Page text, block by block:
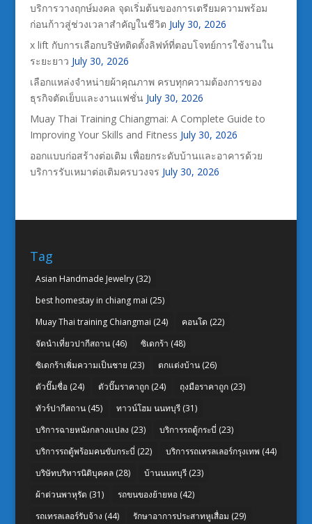
บริการวางฤกษ์มงคล จุดเริ่มต้นของการเตรียมความพร้อม
ก่อนก้าวสู่ช่วงเวลาสำคัญในชีวิต July 30, 2026
x lift กับการเลือกบริษัทติดตั้งลิฟท์ที่ตอบโจทย์การใช้งานใน
ระยะยาว July 30, 2026
เลือกแหล่งจำหน่ายผ้าคุณภาพ ครบทุกความต้องการของ
ธุรกิจตัดเย็บและงานแฟชั่น July 30, 2026
Muay Thai Training Chiangmai: A Complete Guide to
Improving Your Skills and Fitness July 30, 2026
ออกแบบก่อสร้างต่อเติม เพื่อยกระดับบ้านและอาคารด้วย
บริการรับเหมาต่อเติมครบวงจร July 30, 2026
Tag
Asian Handmade Jewelry(32)
best homestay in chiang mai (25)
Muay Thai training Chiangmai (24) คอนโด (22)
จัดนำเที่ยวปากีสถาน(46) ซิเดกร้า (48)
ซิเดกร้าเพิ่มความเป็นชาย (23) ตกแต่งบ้าน(26)
ตัวปั๊มชื่อ(24) ตัวปั๊มราคาถูก(24) ถุงมือราคาถูก(23)
ทัวร์ปากีสถาน(45) ทาวน์โฮม นนทบุรี(31)
บริการฉายหนังกลางแปลง (23) บริการรถตู้กระบี่ (23)
บริการรถตู้พร้อมคนขับกระบี่ (22) บริการรถเทรลเลอร์กรุงเทพ (44)
บริษัทบริหารนิติบุคคล(28) บ้านนนทบุรี(23)
ผ้าต่วนพาหุรัด (31) รถขนของย้ายหอ(42)
รถเทรลเลอร์รับจ้าง (44) รักษาอาการประสาทหูเสื่อม (29)